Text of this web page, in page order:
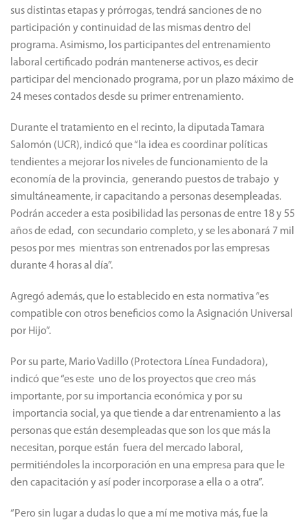
sus distintas etapas y prórrogas, tendrá sanciones de no
participación y continuidad de las mismas dentro del
programa. Asimismo, los participantes del entrenamiento
laboral certificado podrán mantenerse activos, es decir
participar del mencionado programa, por un plazo máximo de
24 meses contados desde su primer entrenamiento.
Durante el tratamiento en el recinto, la diputada Tamara
Salomón (UCR), indicó que “la idea es coordinar políticas
tendientes a mejorar los niveles de funcionamiento de la
economía de la provincia, generando puestos de trabajo y
simultáneamente, ir capacitando a personas desempleadas.
Podrán acceder a esta posibilidad las personas de entre 18 y 55
años de edad, con secundario completo, y se les abonará 7 mil
pesos por mes mientras son entrenados por las empresas
durante 4 horas al día”.
Agregó además, que lo establecido en esta normativa “es
compatible con otros beneficios como la Asignación Universal
por Hijo”.
Por su parte, Mario Vadillo (Protectora Línea Fundadora),
indicó que “es este uno de los proyectos que creo más
importante, por su importancia económica y por su
importancia social, ya que tiende a dar entrenamiento a las
personas que están desempleadas que son los que más la
necesitan, porque están fuera del mercado laboral,
permitiéndoles la incorporación en una empresa para que le
den capacitación y así poder incorporase a ella o a otra”.
“Pero sin lugar a dudas lo que a mí me motiva más, fue la